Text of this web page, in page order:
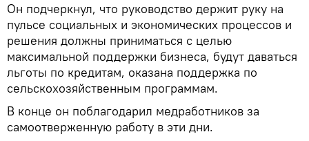
Он подчеркнул, что руководство держит руку на
пульсе социальных и экономических процессов и
решения должны приниматься с целью
максимальной поддержки бизнеса, будут даваться
льготы по кредитам, оказана поддержка по
сельскохозяйственным программам.
В конце он поблагодарил медработников за
самоотверженную работу в эти дни.